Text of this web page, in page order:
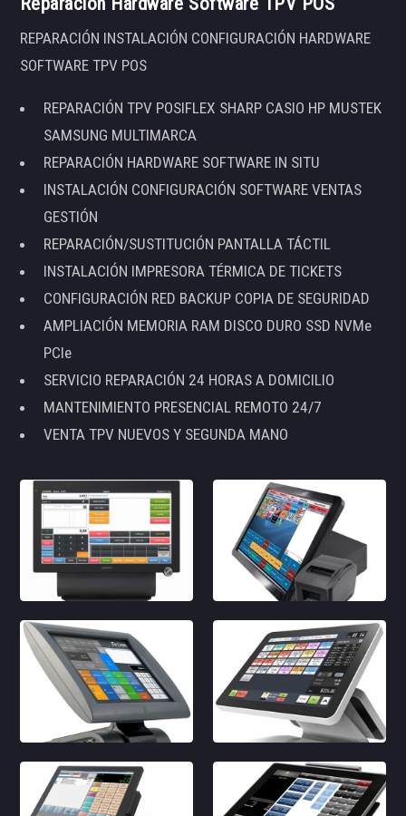
REPARACIÓN INSTALACIÓN CONFIGURACIÓN HARDWARE
SOFTWARE TPV POS
REPARACIÓN TPV POSIFLEX SHARP CASIO HP MUSTEK
SAMSUNG MULTIMARCA
REPARACIÓN HARDWARE SOFTWARE IN SITU
INSTALACIÓN CONFIGURACIÓN SOFTWARE VENTAS
GESTIÓN
REPARACIÓN/SUSTITUCIÓN PANTALLA TÁCTIL
INSTALACIÓN IMPRESORA TÉRMICA DE TICKETS
CONFIGURACIÓN RED BACKUP COPIA DE SEGURIDAD
AMPLIACIÓN MEMORIA RAM DISCO DURO SSD NVMe
PCIe
SERVICIO REPARACIÓN 24 HORAS A DOMICILIO
MANTENIMIENTO PRESENCIAL REMOTO 24/7
VENTA TPV NUEVOS Y SEGUNDA MANO